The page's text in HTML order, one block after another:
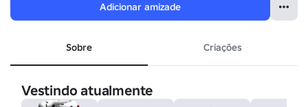
Adicionar amizade
Sobre Criações
Vestindo atualmente